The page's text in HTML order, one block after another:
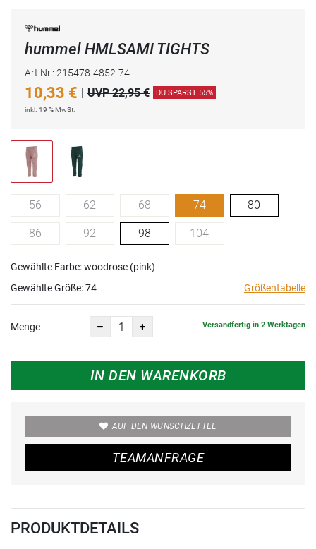
hummel HMLSAMI TIGHTS
Art.Nr.: 215478-4852-74
10,33 € | UVP 22,95 € DU SPARST 55%
inkl. 19 % MwSt.
56 62 68 74 80
86 92 98 104
Gewählte Farbe: woodrose (pink)
Gewählte Größe:74 Größentabelle
Menge Versandfertig in 2 Werktagen
IN DEN WARENKORB
AUF DEN WUNSCHZETTEL
TEAMANFRAGE
PRODUKTDETAILS